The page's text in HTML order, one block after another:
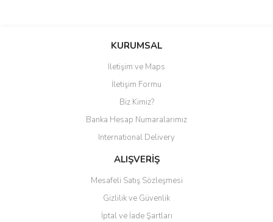
Bu ürüne ilk yorumu siz yapın!
Yorum Yaz
KURUMSAL
İletişim ve Maps
İletişim Formu
Biz Kimiz?
Banka Hesap Numaralarımız
International Delivery
ALIŞVERİŞ
Mesafeli Satış Sözleşmesi
Gizlilik ve Güvenlik
İptal ve İade Şartları